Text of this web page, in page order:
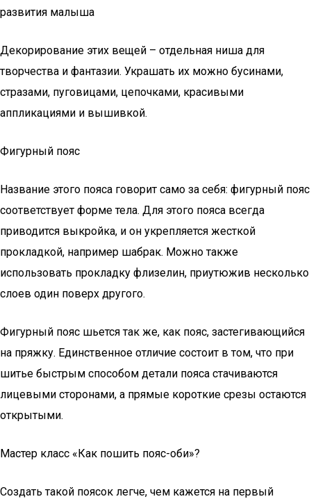
развития малыша
Декорирование этих вещей – отдельная ниша для
творчества и фантазии. Украшать их можно бусинами,
стразами, пуговицами, цепочками, красивыми
аппликациями и вышивкой.
Фигурный пояс
Название этого пояса говорит само за себя: фигурный пояс
соответствует форме тела. Для этого пояса всегда
приводится выкройка, и он укрепляется жесткой
прокладкой, например шабрак. Можно также
использовать прокладку флизелин, приутюжив несколько
слоев один поверх другого.
Фигурный пояс шьется так же, как пояс, застегивающийся
на пряжку. Единственное отличие состоит в том, что при
шитье быстрым способом детали пояса стачиваются
лицевыми сторонами, а прямые короткие срезы остаются
открытыми.
Мастер класс «Как пошить пояс-оби»?
Создать такой поясок легче, чем кажется на первый